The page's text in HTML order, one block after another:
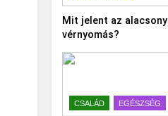
Mit jelent az alacsony
vérnyomás?
CSALÁD EGÉSZSÉG